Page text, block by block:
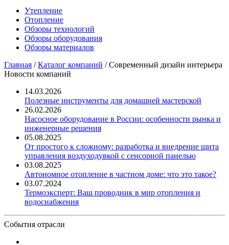
Утепление
Отопление
Обзоры технологий
Обзоры оборудования
Обзоры материалов
Главная /Каталог компаний /Современный дизайн интерьера
Новости компаний
14.03.2026
Полезные инструменты для домашней мастерской
26.02.2026
Насосное оборудование в России: особенности рынка и
инженерные решения
05.08.2025
От простого к сложному: разработка и внедрение щита
управления воздуходувкой с сенсорной панелью
03.08.2025
Автономное отопление в частном доме: что это такое?
03.07.2024
Термоэксперт: Ваш проводник в мир отопления и
водоснабжения
События отрасли